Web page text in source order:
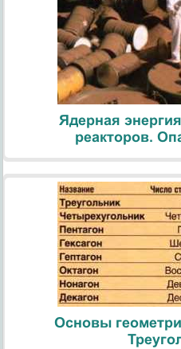
Ядерная
реакторов.
Основы